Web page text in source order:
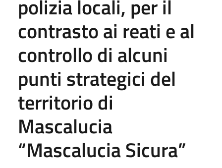
polizia locali, per il
contrasto ai reati e al
controllo di alcuni
punti strategici del
territorio di
Mascalucia
“Mascalucia Sicura”